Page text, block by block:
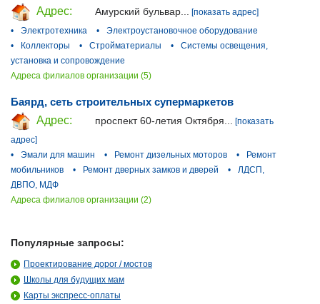
Адрес:
Амурский бульвар...
[показать адрес]
•
Электротехника •
Электроустановочное оборудование
•
Коллекторы • Стройматериалы •
Системы освещения,
установка и сопровождение
Адреса филиалов организации (5)
Баярд, сеть строительных супермаркетов
Адрес:
проспект 60-летия Октября...
[показать
адрес]
•
Эмали для машин • Ремонт дизельных моторов •
Ремонт
мобильников
• Ремонт дверных замков и дверей •
ЛДСП,
ДВПО, МДФ
Адреса филиалов организации (2)
Популярные запросы:
Проектирование дорог / мостов
Школы для будущих мам
Карты экспресс-оплаты